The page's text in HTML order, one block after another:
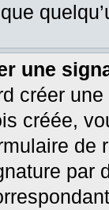
une
créer
créée,
de
par